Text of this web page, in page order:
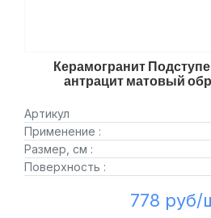
Керамогранит
антрацит матовый
Артикул
Применение :
Размер, см :
Поверхность :
778 руб/